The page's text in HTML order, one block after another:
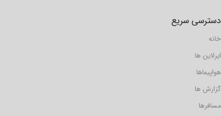
دسترسی سریع
خانه
ایرلاین ها
هواپیماها
گزارش ها
مسافرها